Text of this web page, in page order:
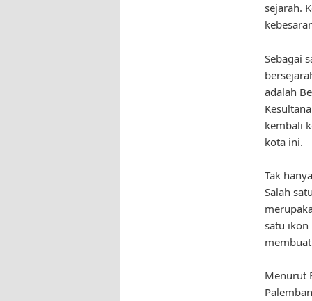
sejarah.
Sebagai
adalah
kembali
kota ini.
Tak
Salah
satu ikon
Menurut